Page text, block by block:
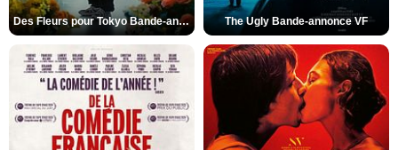
Des Fleurs pour Tokyo Bande-annonce VO STFR The Ugly Bande-annonce VF